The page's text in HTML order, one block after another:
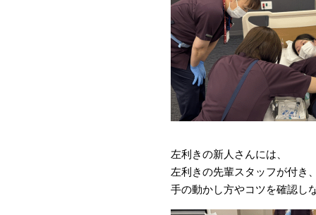
左利きの新人さんには、
左利きの先輩スタッフが付き
手の動かし方やコツを確認し